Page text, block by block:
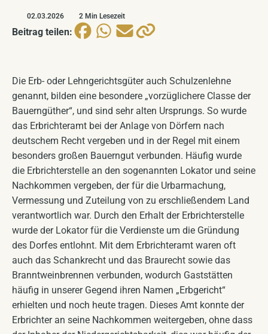
Landschaftsentwicklung
Plakate BALD VERFÜGBAR
02.03.2026 2 Min Lesezeit
Beitrag teilen:
Die Erb- oder Lehngerichtsgüter auch Schulzenlehne
genannt, bilden eine besondere „vorzüglichere Classe der
Bauerngüther“, und sind sehr alten Ursprungs. So wurde
das Erbrichteramt bei der Anlage von Dörfern nach
deutschem Recht vergeben und in der Regel mit einem
besonders großen Bauerngut verbunden. Häufig wurde
die Erbrichterstelle an den sogenannten Lokator und seine
Nachkommen vergeben, der für die Urbarmachung,
Vermessung und Zuteilung von zu erschließendem Land
verantwortlich war. Durch den Erhalt der Erbrichterstelle
wurde der Lokator für die Verdienste um die Gründung
des Dorfes entlohnt. Mit dem Erbrichteramt waren oft
auch das Schankrecht und das Braurecht sowie das
Branntweinbrennen verbunden, wodurch Gaststätten
häufig in unserer Gegend ihren Namen „Erbgericht“
erhielten und noch heute tragen. Dieses Amt konnte der
Erbrichter an seine Nachkommen weitergeben, ohne dass